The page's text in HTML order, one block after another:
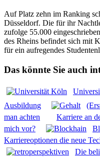
Auf Platz zehn im Ranking
Düsseldorf. Die für ihr
zufolge 55.000
des Rheins befindet sich mit
für ein aufregendes
Das könnte Sie auch
Ausbildung
man achten
Karriere an
mich vor?
Karriereoptionen die neue
Die